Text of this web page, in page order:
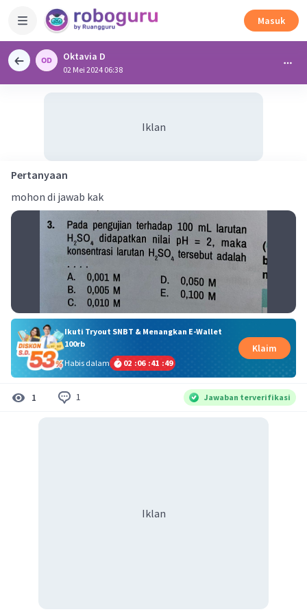
Masuk
Oktavia D
02 Mei 2024 06:38
Iklan
Pertanyaan
mohon di jawab kak
Ikuti Tryout SNBT & Menangkan E-Wallet
100rb
Habis dalam
02 :06 :41 :48
Klaim
1 1 Jawaban terverifikasi
Iklan